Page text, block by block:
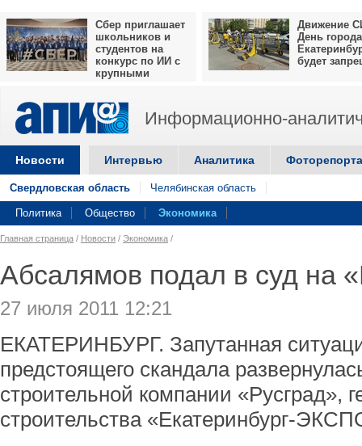
Сбер приглашает
школьников и
студентов на
конкурс по ИИ с
крупными
Движение
День города
будет
Информационно-
Новости Интервью Аналитика
Свердловская область Челябинская область
Политика Общество Экономика
Главная страница / Новости / Экономика /
Абсалямов подал в суд на
27 июля 2011 12:21
ЕКАТЕРИНБУРГ. Запутанная
предстоящего скандала
строительной компании «Русград»,
строительства «Екатеринбург-